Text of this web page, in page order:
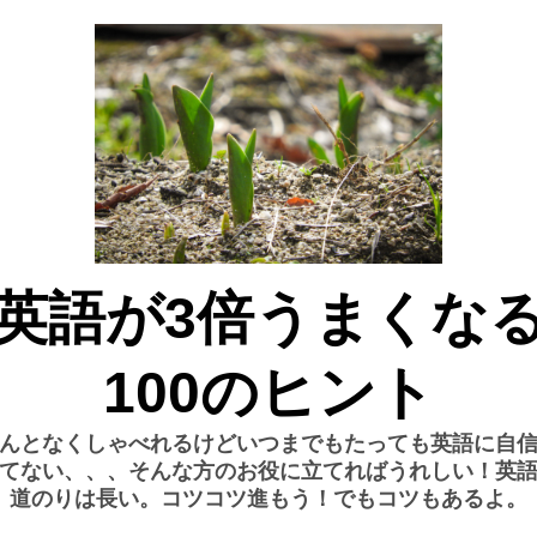
語が3倍うまくな
100のヒント
となくしゃべれるけどいつまでもたっても英語に自
ない、、、そんな方のお役に立てればうれしい！英
道のりは長い。コツコツ進もう！でもコツもあるよ。